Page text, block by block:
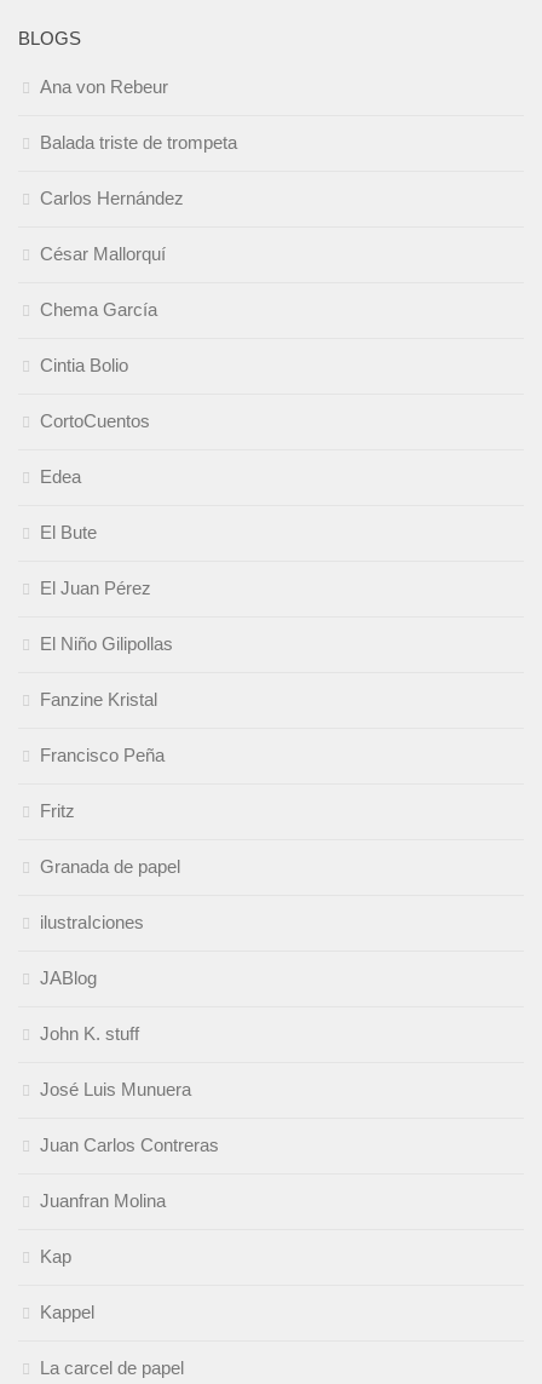
BLOGS
Ana von Rebeur
Balada triste de trompeta
Carlos Hernández
César Mallorquí
Chema García
Cintia Bolio
CortoCuentos
Edea
El Bute
El Juan Pérez
El Niño Gilipollas
Fanzine Kristal
Francisco Peña
Fritz
Granada de papel
ilustraIciones
JABlog
John K. stuff
José Luis Munuera
Juan Carlos Contreras
Juanfran Molina
Kap
Kappel
La carcel de papel